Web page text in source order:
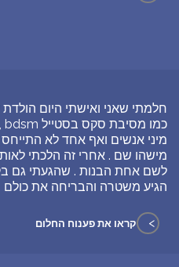
חלמתי שאני ואישתי היום
מיני אנשים ואף אחד לא התייחס
מישהו שם . אחרי זה הלכתי
לשם אחת הבנות . שהגעתי גם
הגיע משטרה והבריחה את כולם
> קראו את פענוח החלום